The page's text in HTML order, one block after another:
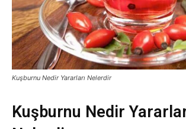
Kuşburnu Nedir Yararları Nelerdir
Kuşburnu Nedir